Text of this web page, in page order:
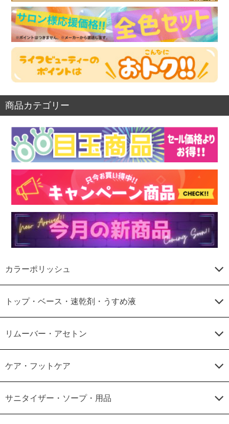
商品カテゴリー
カラーポリッシュ
トップ・ベース・速乾剤・うすめ液
リムーバー・アセトン
ケア・フットケア
サニタイザー・ソープ・用品